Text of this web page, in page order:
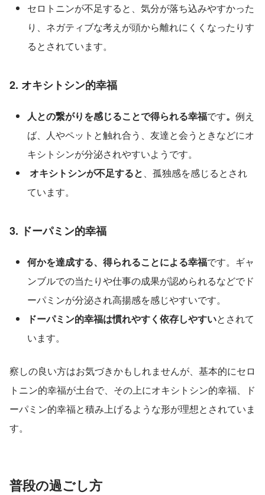
セロトニンが不足すると、気分が落ち込みやすかった
り、ネガティブな考えが頭から離れにくくなったりす
るとされています。
2. オキシトシン的幸福
人との繋がりを感じることで得られる幸福です。 例え
ば、人やペットと触れ合う、友達と会うときなどにオ
キシトシンが分泌されやすいようです。
オキシトシンが不足すると、孤独感を感じるとされ
ています。
3. ドーパミン的幸福
何かを達成する、得られることによる幸福です。ギャ
ンブルでの当たりや仕事の成果が認められるなどでド
ーパミンが分泌され高揚感を感じやすいです。
ドーパミン的幸福は慣れやすく依存しやすいとされて
います。
察しの良い方はお気づきかもしれませんが、基本的にセロ
トニン的幸福が土台で、その上にオキシトシン的幸福、ド
ーパミン的幸福と積み上げるような形が理想とされていま
す。
普段の過ごし方